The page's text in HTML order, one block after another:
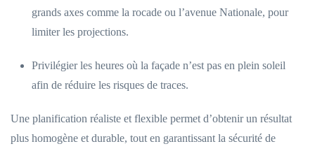
grands axes comme la rocade ou l’avenue Nationale, pour
limiter les projections.
Privilégier les heures où la façade n’est pas en plein soleil
afin de réduire les risques de traces.
Une planification réaliste et flexible permet d’obtenir un résultat
plus homogène et durable, tout en garantissant la sécurité de